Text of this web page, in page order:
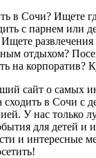
в Сочи? Ищете
с парнем или
отдыхом?
на корпоратив?
сайт о самых
в Сочи с
У нас только
для детей и
и интересные